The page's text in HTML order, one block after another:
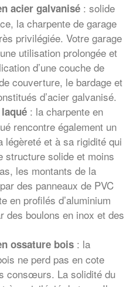
acier galvanisé : solide
la charpente de garage
privilégiée. Votre garage
utilisation prolongée et
d’une couche de
couverture, le bardage et
d’acier galvanisé.
: la charpente en
rencontre également un
et à sa rigidité qui
structure solide et moins
les montants de la
des panneaux de PVC
en profilés d’aluminium
des boulons en inox et des
ossature bois : la
ne perd pas en cote
consœurs. La solidité du